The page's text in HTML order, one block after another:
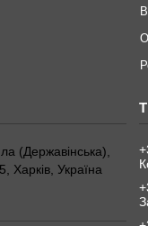
(Державінська),
Харків, Україна